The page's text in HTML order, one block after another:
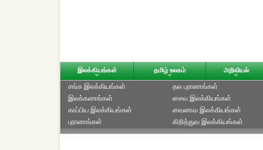
இலக்கியங்கள் தமிழ் உலகம் அறிவியல்
சங்க இலக்கியங்கள்
இலக்கணங்கள்
காப்பிய இலக்கியங்கள்
புராணங்கள்
தல புராணங்கள்
சைவ இலக்கியங்கள்
வைணவ இலக்கியங்கள்
கிறித்துவ இலக்கியங்கள்